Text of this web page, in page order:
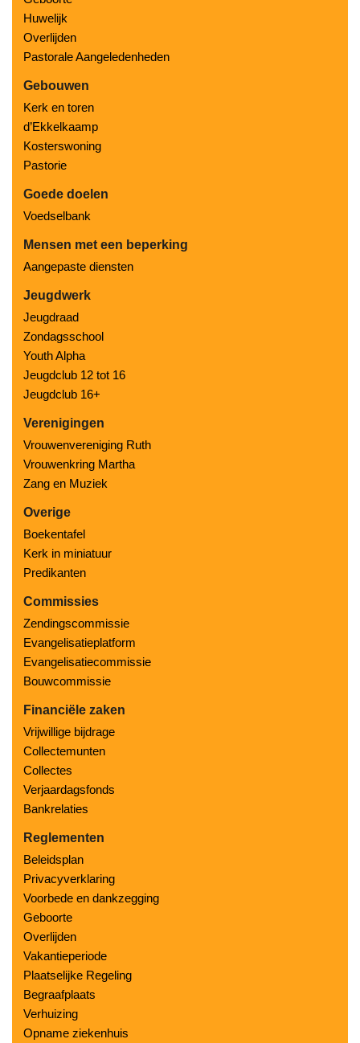
Huwelijk
Overlijden
Pastorale Aangeledenheden
Gebouwen
Kerk en toren
d’Ekkelkaamp
Kosterswoning
Pastorie
Goede doelen
Voedselbank
Mensen met een beperking
Aangepaste diensten
Jeugdwerk
Jeugdraad
Zondagsschool
Youth Alpha
Jeugdclub 12 tot 16
Jeugdclub 16+
Verenigingen
Vrouwenvereniging Ruth
Vrouwenkring Martha
Zang en Muziek
Overige
Boekentafel
Kerk in miniatuur
Predikanten
Commissies
Zendingscommissie
Evangelisatieplatform
Evangelisatiecommissie
Bouwcommissie
Financiële zaken
Vrijwillige bijdrage
Collectemunten
Collectes
Verjaardagsfonds
Bankrelaties
Reglementen
Beleidsplan
Privacyverklaring
Voorbede en dankzegging
Geboorte
Overlijden
Vakantieperiode
Plaatselijke Regeling
Begraafplaats
Verhuizing
Opname ziekenhuis